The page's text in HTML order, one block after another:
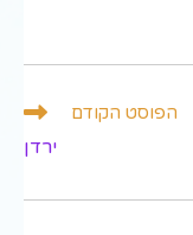
הפוסט הקודם
ירדן